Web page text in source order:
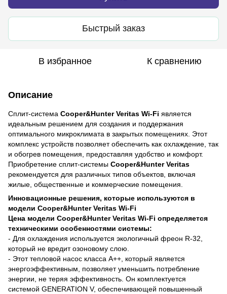
Быстрый заказ
В избранное К сравнению
Описание
Сплит-система Cooper&Hunter Veritas Wi-Fi является
идеальным решением для создания и поддержания
оптимального микроклимата в закрытых помещениях. Этот
комплекс устройств позволяет обеспечить как охлаждение, так
и обогрев помещения, предоставляя удобство и комфорт.
Приобретение сплит-системы Cooper&Hunter Veritas
рекомендуется для различных типов объектов, включая
жилые, общественные и коммерческие помещения.
Инновационные решения, которые используются в
модели Cooper&Hunter Veritas Wi-Fi
Цена модели Cooper&Hunter Veritas Wi-Fi определяется
техническими особенностями системы:
- Для охлаждения используется экологичный фреон R-32,
который не вредит озоновому слою.
- Этот тепловой насос класса А++, который является
энергоэффективным, позволяет уменьшить потребление
энергии, не теряя эффективность. Он комплектуется
системой GENERATION V, обеспечивающей повышенный